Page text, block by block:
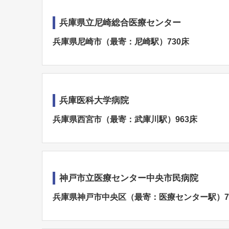
兵庫県立尼崎総合医療センター
兵庫県尼崎市（最寄：尼崎駅）730床
兵庫医科大学病院
兵庫県西宮市（最寄：武庫川駅）963床
神戸市立医療センター中央市民病院
兵庫県神戸市中央区（最寄：医療センター駅）